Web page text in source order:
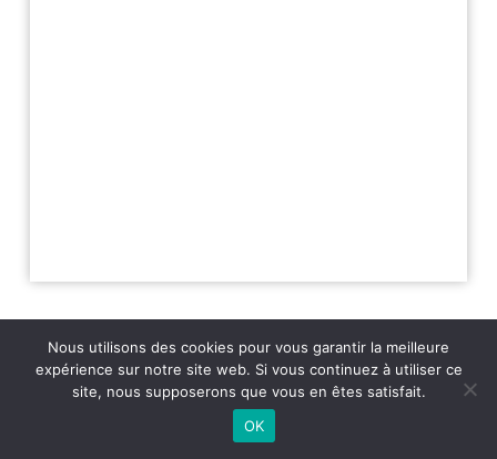
2026 - Variance FM - Mentions légales - Politique de confidentialité -
- Réalisation
Nous utilisons des cookies pour vous garantir la meilleure
expérience sur notre site web. Si vous continuez à utiliser ce
site, nous supposerons que vous en êtes satisfait.
OK